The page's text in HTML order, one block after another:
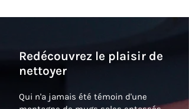
Redécouvrez le plaisir de
nettoyer
Qui n'a jamais été témoin d'une